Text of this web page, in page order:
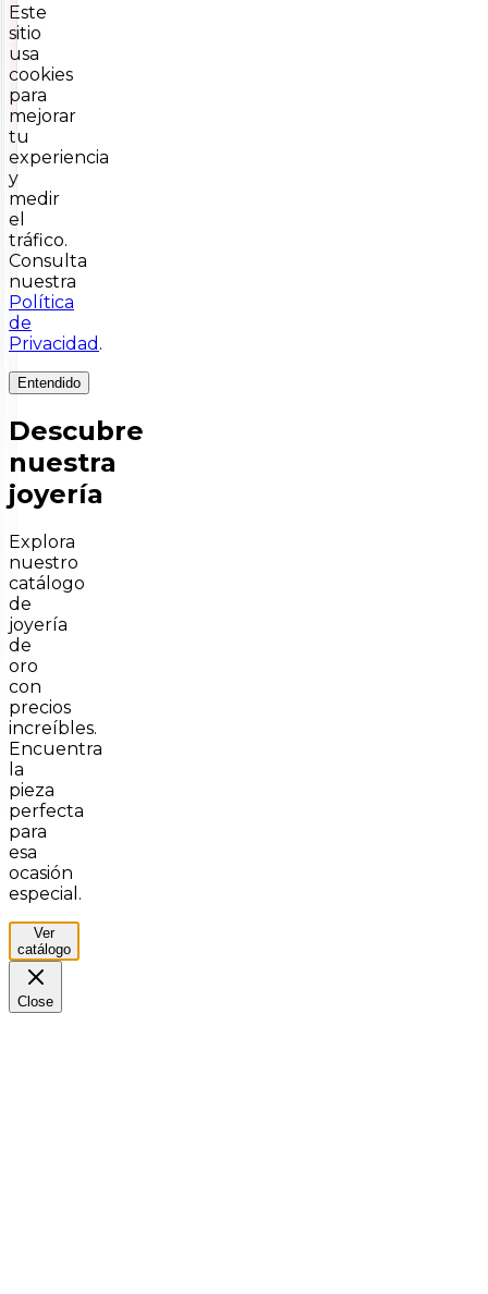
Este
sitio
usa
cookies
para
mejorar
tu
experiencia
y
medir
el
tráfico.
Consulta
nuestra
Política
de
Privacidad .
Entendido
Descubre
nuestra
joyería
Explora
nuestro
catálogo
de
joyería
de
oro
con
precios
increíbles.
Encuentra
la
pieza
perfecta
para
esa
ocasión
especial.
Ver
catálogo
Close